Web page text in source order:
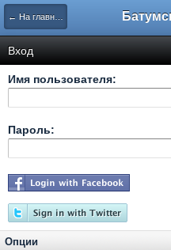
← На главную
Вход
Имя пользователя:
Пароль:
Опции